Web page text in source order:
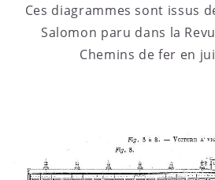
Ces diagrammes sont issus
Salomon paru dans la
Chemins de fer en